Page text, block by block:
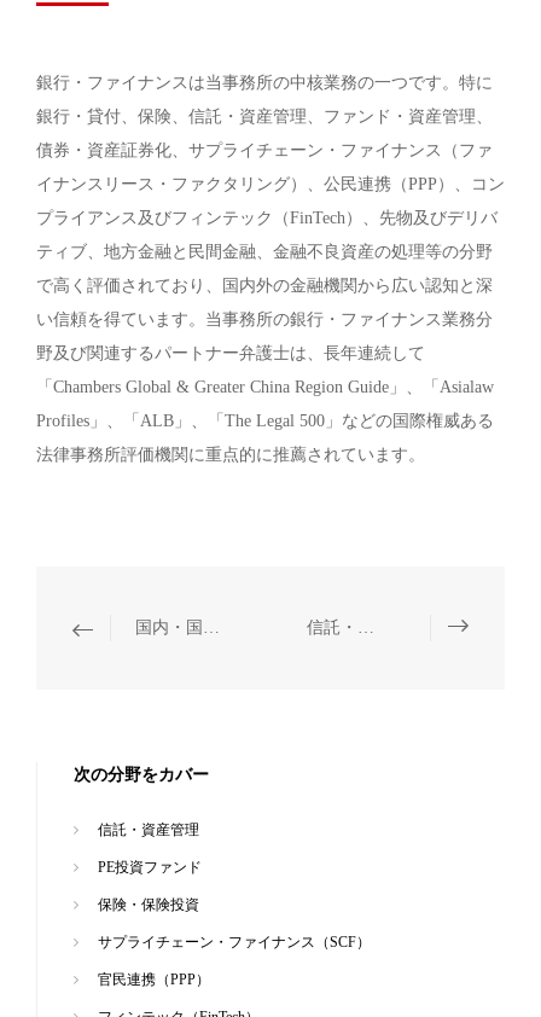
銀行・ファイナンスは当事務所の中核業務の一つです。特に
銀行・貸付、保険、信託・資産管理、ファンド・資産管理、
債券・資産証券化、サプライチェーン・ファイナンス（ファ
イナンスリース・ファクタリング）、公民連携（PPP）、コン
プライアンス及びフィンテック（FinTech）、先物及びデリバ
ティブ、地方金融と民間金融、金融不良資産の処理等の分野
で高く評価されており、国内外の金融機関から広い認知と深
い信頼を得ています。当事務所の銀行・ファイナンス業務分
野及び関連するパートナー弁護士は、長年連続して
「Chambers Global & Greater China Region Guide」、「Asialaw
Profiles」、「ALB」、「The Legal 500」などの国際権威ある
法律事務所評価機関に重点的に推薦されています。
国内・国外企業の債券発行 信託・資産管理
次の分野をカバー
信託・資産管理
PE投資ファンド
保険・保険投資
サプライチェーン・ファイナンス（SCF）
官民連携（PPP）